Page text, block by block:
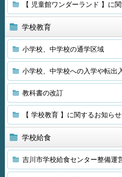
【 児童館ワンダーランド 】に
学校教育
小学校、中学校の通学区域
小学校、中学校への入学や転出
教科書の改訂
【 学校教育 】に関するお知らせ
学校給食
吉川市学校給食センター整備運